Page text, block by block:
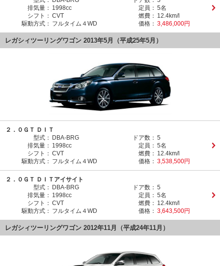
排気量： 1998cc 定員： 5名
シフト： CVT 燃費： 12.4km/l
駆動方式： フルタイム４WD 価格： 3,486,000円
レガシィツーリングワゴン 2013年5月（平成25年5月）
２．０ＧＴ ＤＩＴ
型式：
DBA-BRG ドア数： 5
排気量： 1998cc 定員： 5名
シフト： CVT 燃費： 12.4km/l
駆動方式： フルタイム４WD 価格： 3,538,500円
２．０ＧＴ ＤＩＴアイサイト
型式：
DBA-BRG ドア数： 5
排気量： 1998cc 定員： 5名
シフト： CVT 燃費： 12.4km/l
駆動方式： フルタイム４WD 価格： 3,643,500円
レガシィツーリングワゴン 2012年11月（平成24年11月）